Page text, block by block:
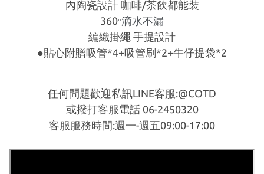
內陶瓷設計 咖啡/茶飲都能裝
360°滴水不漏
編織掛繩 手提設計
●貼心附贈吸管*4+吸管刷*2+牛仔提袋*2
任何問題歡迎私訊LINE客服:@COTD
或撥打客服電話 06-2450320
客服服務時間:週一-週五09:00-17:00